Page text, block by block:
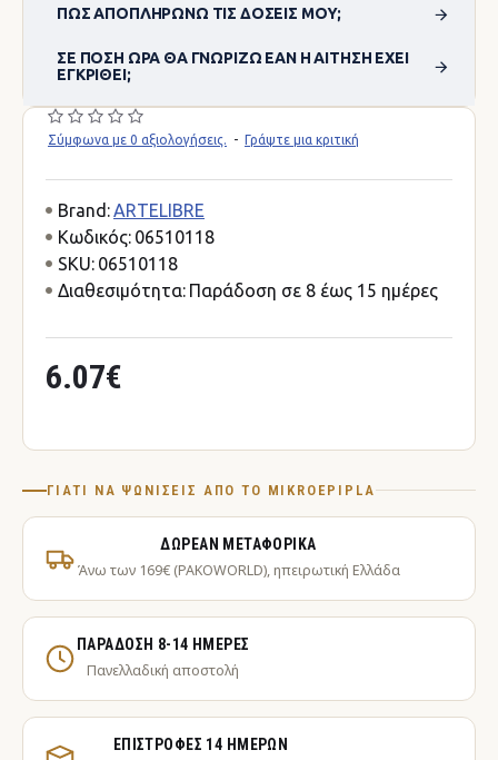
ΠΏΣ ΑΠΟΠΛΗΡΏΝΩ ΤΙΣ ΔΌΣΕΙΣ ΜΟΥ;
ΣΕ ΠΌΣΗ ΏΡΑ ΘΑ ΓΝΩΡΊΖΩ ΕΆΝ Η ΑΊΤΗΣΗ ΈΧΕΙ
ΕΓΚΡΙΘΕΊ;
Σύμφωνα με 0 αξιολογήσεις. - Γράψτε μια κριτική
6.07€
Brand:ARTELIBRE
Κωδικός: 06510118
SKU: 06510118
Διαθεσιμότητα: Παράδοση σε 8 έως 15 ημέρες
ΓΙΑΤΊ ΝΑ ΨΩΝΊΣΕΙΣ ΑΠΌ ΤΟ MIKROEPIPLA
ΔΩΡΕΆΝ ΜΕΤΑΦΟΡΙΚΆ
Άνω των 169€ (PAKOWORLD), ηπειρωτική Ελλάδα
ΠΑΡΆΔΟΣΗ 8-14 ΗΜΈΡΕΣ
Πανελλαδική αποστολή
ΕΠΙΣΤΡΟΦΈΣ 14 ΗΜΕΡΏΝ